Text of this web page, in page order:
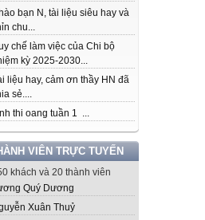
bạn N, tài liệu siêu hay và
chu...
chế làm việc của Chi bộ
kỳ 2025-2030...
liệu hay, cảm ơn thầy HN đã
sẻ....
thi oang tuần 1 ...
VIÊN TRỰC TUYẾN
khách và 20 thành viên
Quý Dương
Xuân Thuỷ